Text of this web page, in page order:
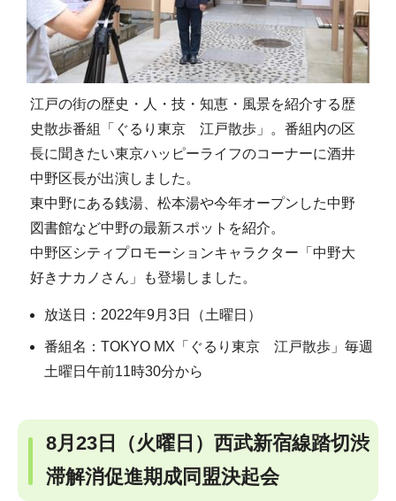
江戸の街の歴史・人・技・知恵・風景を紹介する歴
史散歩番組「ぐるり東京 江戸散歩」。番組内の区
長に聞きたい東京ハッピーライフのコーナーに酒井
中野区長が出演しました。
東中野にある銭湯、松本湯や今年オープンした中野
図書館など中野の最新スポットを紹介。
中野区シティプロモーションキャラクター「中野大
好きナカノさん」も登場しました。
放送日：2022年9月3日（土曜日）
番組名：TOKYO MX「ぐるり東京 江戸散歩」毎週
土曜日午前11時30分から
8月23日（火曜日）西武新宿線踏切渋
滞解消促進期成同盟決起会